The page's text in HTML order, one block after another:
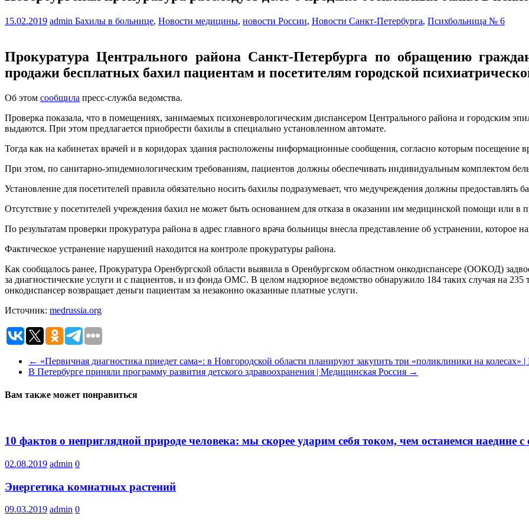
15.02.2019 admin Бахилы в больнице, Новости медицины, новости России, Новости Санкт-Петербурга, Психбольница № 6
Прокуратура Центрального района Санкт-Петербурга по обращению
продажи бесплатных бахил пациентам и посетителям городской
Об этом сообщила пресс-служба ведомства.
Проверка показала, что в помещениях, занимаемых психоневрологическим диспансером Центрального района и городским
выдаются. При этом предлагается приобрести бахилы в специально установленном автомате.
Тогда как на кабинетах врачей и в коридорах здания расположены информационные сообщения, согласно которым посещение
При этом, по санитарно-эпидемиологическим требованиям, пациентов должны обеспечивать индивидуальным комплектом
Установление для посетителей правила обязательно носить бахилы подразумевает, что медучреждения должны предоставлять
Отсутствие у посетителей учреждения бахил не может быть основанием для отказа в оказании им медицинской помощи или
По результатам проверки прокуратура района в адрес главного врача больницы внесла представление об устранении, которое
Фактическое устранение нарушений находится на контроле прокуратуры района.
Как сообщалось ранее, Прокуратура Оренбургской области выявила в Оренбургском областном онкодиспансере (ООКОД)
за диагностические услуги и с пациентов, и из фонда ОМС. В целом надзорное ведомство обнаружило 184 таких случая на
онкодиспансер возвращает деньги пациентам за незаконно оказанные платные услуги.
Источник: medrussia.org
← «Первичная диагностика приедет сама»: в Новгородской области планируют закупить три «поликлиники на колесах»
В Петербурге приняли программу развития детского здравоохранения | Медицинская Россия →
Вам также может понравиться
10 фактов о неприглядной природе человека: мы скорее ударим себя током, чем останемся наедине
02.08.2019 admin 0
Энергетика комнатных растений
09.03.2019 admin 0